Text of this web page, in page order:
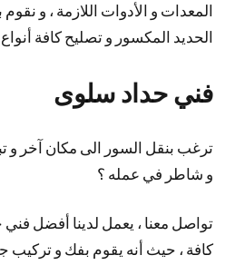
المعدات و الأدوات اللازمة ، و
الحديد المكسور و تصليح كافة
فني حداد سلوى
ترغب بنقل السور الى مكان آخر و
و شاطر في عمله ؟
تواصل معنا ، يعمل لدينا أفضل
كافة ، حيث أنه يقوم بفك و تركيب